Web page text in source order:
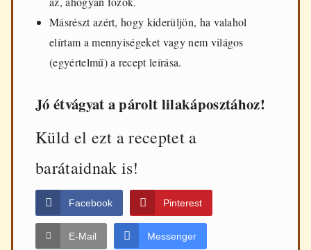
Másrészt azért, hogy kiderüljön, ha valahol
elírtam a mennyiségeket vagy nem világos
(egyértelmű) a recept leírása.
Jó étvágyat a párolt lilakáposztához!
Küld el ezt a receptet a
barátaidnak is!
Facebook Pinterest
E-Mail Messenger